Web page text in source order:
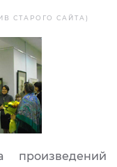
СТАРОГО САЙТА)
произведений